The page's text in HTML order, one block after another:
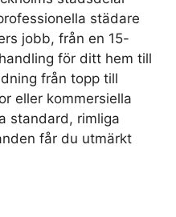
städare
jobb, från en 15-
för ditt hem till
från topp till
eller kommersiella
standard, rimliga
får du utmärkt